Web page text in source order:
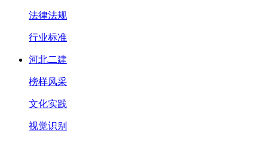
法律法规
行业标准
河北二建
榜样风采
文化实践
视觉识别